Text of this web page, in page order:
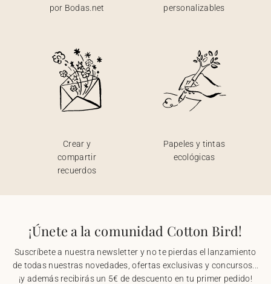
por Bodas.net
personalizables
Crear y
compartir
recuerdos
Papeles y tintas
ecológicas
¡Únete a la comunidad Cotton Bird!
Suscríbete a nuestra newsletter y no te pierdas el lanzamiento
de todas nuestras novedades, ofertas exclusivas y concursos...
¡y además recibirás un 5€ de descuento en tu primer pedido!